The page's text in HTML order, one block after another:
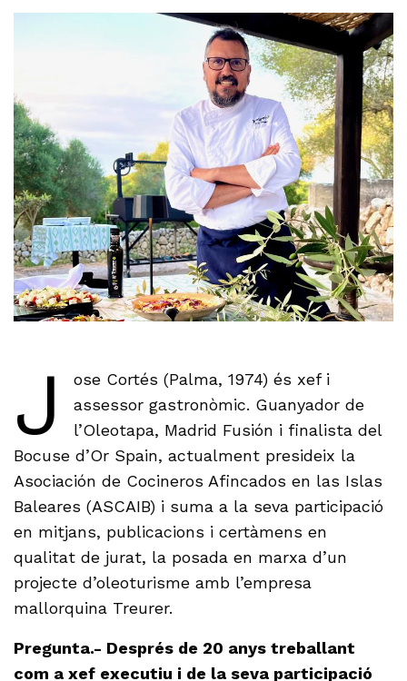
J
ose Cortés (Palma, 1974) és xef i
assessor gastronòmic. Guanyador de
l’Oleotapa, Madrid Fusión i finalista del
Bocuse d’Or Spain, actualment presideix la
Asociación de Cocineros Afincados en las Islas
Baleares (ASCAIB) i suma a la seva participació
en mitjans, publicacions i certàmens en
qualitat de jurat, la posada en marxa d’un
projecte d’oleoturisme amb l’empresa
mallorquina Treurer.
Pregunta.- Després de 20 anys treballant
com a xef executiu i de la seva participació